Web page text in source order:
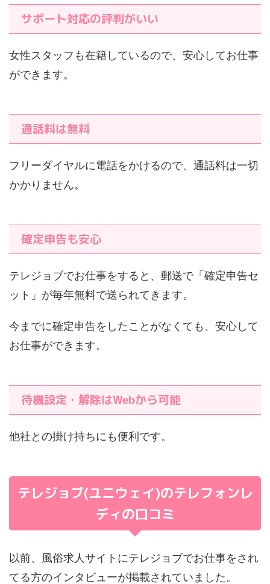
サポート対応の評判がいい
女性スタッフも在籍しているので、安心してお仕事
ができます。
通話料は無料
フリーダイヤルに電話をかけるので、通話料は一切
かかりません。
確定申告も安心
テレジョブでお仕事をすると、郵送で「確定申告セ
ット」が毎年無料で送られてきます。
今までに確定申告をしたことがなくても、安心して
お仕事ができます。
待機設定・解除はWebから可能
他社との掛け持ちにも便利です。
テレジョブ(ユニウェイ)のテレフォンレ
ディの口コミ
以前、風俗求人サイトにテレジョブでお仕事をされ
てる方のインタビューが掲載されていました。